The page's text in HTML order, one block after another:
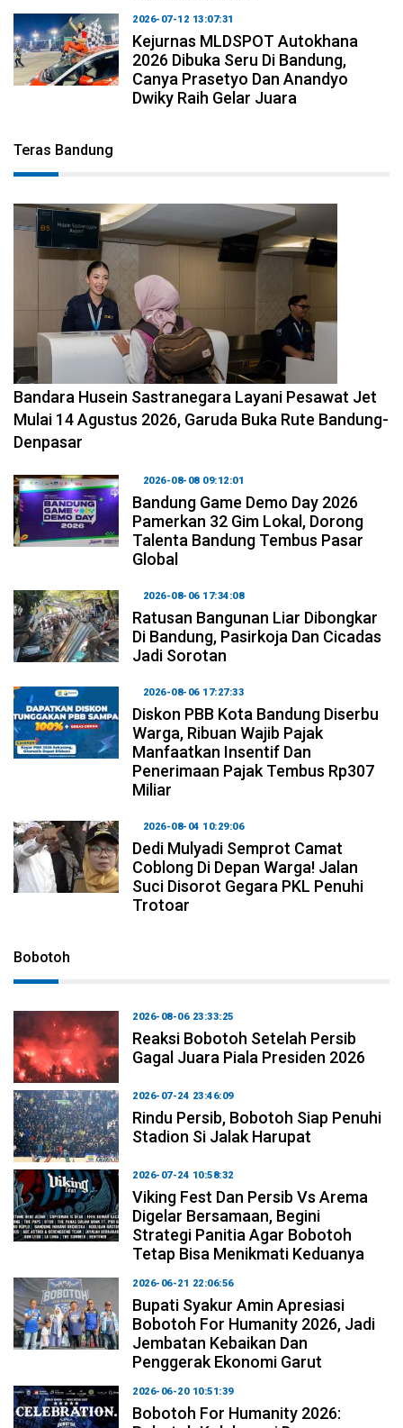
2026-07-12 13:07:31
Kejurnas MLDSPOT Autokhana
2026 Dibuka Seru Di Bandung,
Canya Prasetyo Dan Anandyo
Dwiky Raih Gelar Juara
Teras Bandung
2026-08-08 11:12:29
Bandara Husein Sastranegara Layani Pesawat Jet
Mulai 14 Agustus 2026, Garuda Buka Rute Bandung-
Denpasar
2026-08-08 09:12:01
Bandung Game Demo Day 2026
Pamerkan 32 Gim Lokal, Dorong
Talenta Bandung Tembus Pasar
Global
2026-08-06 17:34:08
Ratusan Bangunan Liar Dibongkar
Di Bandung, Pasirkoja Dan Cicadas
Jadi Sorotan
2026-08-06 17:27:33
Diskon PBB Kota Bandung Diserbu
Warga, Ribuan Wajib Pajak
Manfaatkan Insentif Dan
Penerimaan Pajak Tembus Rp307
Miliar
2026-08-04 10:29:06
Dedi Mulyadi Semprot Camat
Coblong Di Depan Warga! Jalan
Suci Disorot Gegara PKL Penuhi
Trotoar
Bobotoh
2026-08-06 23:33:25
Reaksi Bobotoh Setelah Persib
Gagal Juara Piala Presiden 2026
2026-07-24 23:46:09
Rindu Persib, Bobotoh Siap Penuhi
Stadion Si Jalak Harupat
2026-07-24 10:58:32
Viking Fest Dan Persib Vs Arema
Digelar Bersamaan, Begini
Strategi Panitia Agar Bobotoh
Tetap Bisa Menikmati Keduanya
2026-06-21 22:06:56
Bupati Syakur Amin Apresiasi
Bobotoh For Humanity 2026, Jadi
Jembatan Kebaikan Dan
Penggerak Ekonomi Garut
2026-06-20 10:51:39
Bobotoh For Humanity 2026: